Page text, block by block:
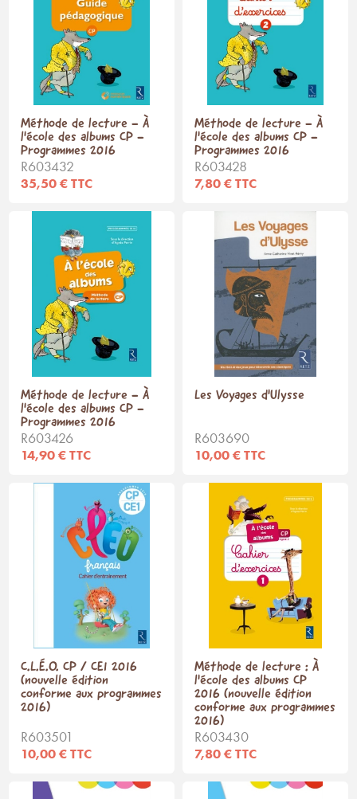
Méthode de lecture - À
l'école des albums CP -
Programmes 2016
R603432
35,50 € TTC
Méthode de lecture - À
l'école des albums CP -
Programmes 2016
R603428
7,80 € TTC
Méthode de lecture - À
l'école des albums CP -
Programmes 2016
R603426
14,90 € TTC
Les Voyages d'Ulysse
R603690
10,00 € TTC
C.L.É.O. CP / CE1 2016
(nouvelle édition
conforme aux programmes
2016)
R603501
10,00 € TTC
Méthode de lecture : À
l'école des albums CP
2016 (nouvelle édition
conforme aux programmes
2016)
R603430
7,80 € TTC